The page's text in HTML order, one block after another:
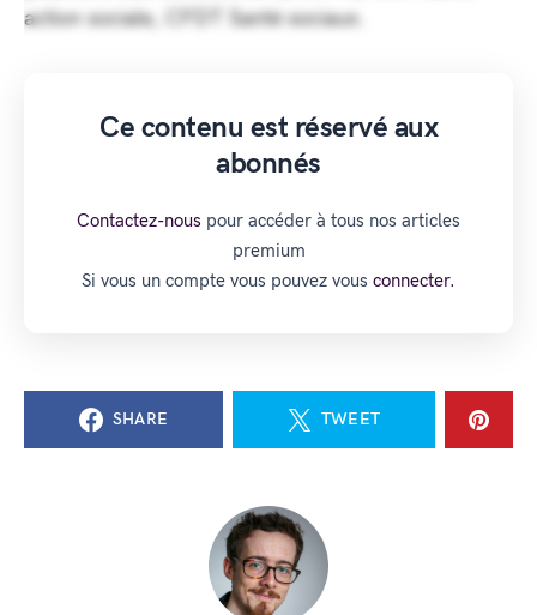
action sociale, CFDT Santé sociaux.
Ce contenu est réservé aux
abonnés
Contactez-nous pour accéder à tous nos articles
premium
Si vous un compte vous pouvez vous connecter.
SHARE TWEET